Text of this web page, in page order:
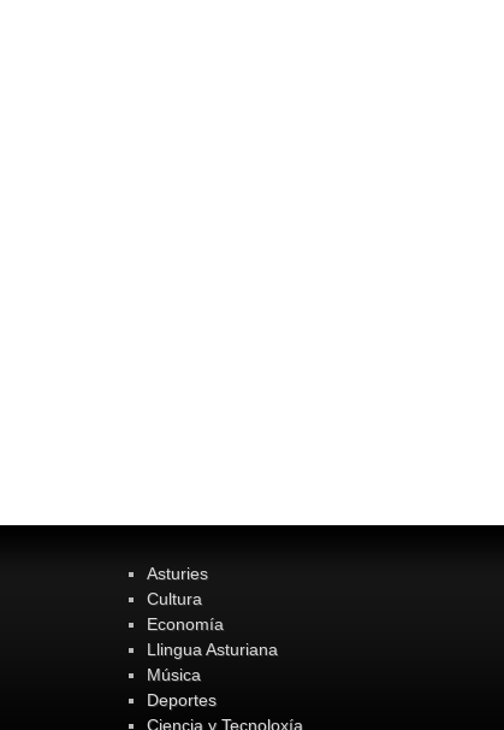
Asturies
Cultura
Economía
Llingua Asturiana
Música
Deportes
Ciencia y Tecnoloxía